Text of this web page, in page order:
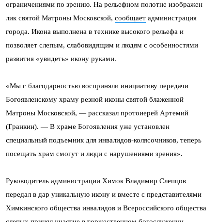
ограничениями по зрению. На рельефном полотне изображен
лик святой Матроны Московской, сообщает администрация
города. Икона выполнена в технике высокого рельефа и
позволяет слепым, слабовидящим и людям с особенностями
развития «увидеть» икону руками.
«Мы с благодарностью восприняли инициативу передачи
Богоявленскому храму резной иконы святой блаженной
Матроны Московской, — рассказал протоиерей Артемий
(Гранкин). — В храме Богоявления уже установлен
специальный подъемник для инвалидов-колясочников, теперь
посещать храм смогут и люди с нарушениями зрения».
Руководитель администрации Химок Владимир Слепцов
передал в дар уникальную икону и вместе с представителями
Химкинского общества инвалидов и Всероссийского общества